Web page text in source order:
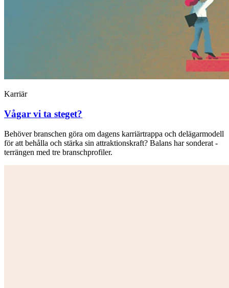
Karriär
Vågar vi ta steget?
Behöver branschen göra om dagens ­karriärtrappa och delägarmodell
för att behålla och stärka sin attraktionskraft? Balans har sonderat ­
terrängen med tre branschprofiler.